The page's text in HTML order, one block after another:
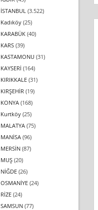
İSTANBUL (3.522)
Kadıköy (25)
KARABÜK (40)
KARS (39)
KASTAMONU (31)
KAYSERİ (164)
KIRIKKALE (31)
KIRŞEHİR (19)
KONYA (168)
Kurtköy (25)
MALATYA (75)
MANİSA (96)
MERSİN (87)
MUŞ (20)
NİĞDE (26)
OSMANİYE (24)
RİZE (24)
SAMSUN (77)